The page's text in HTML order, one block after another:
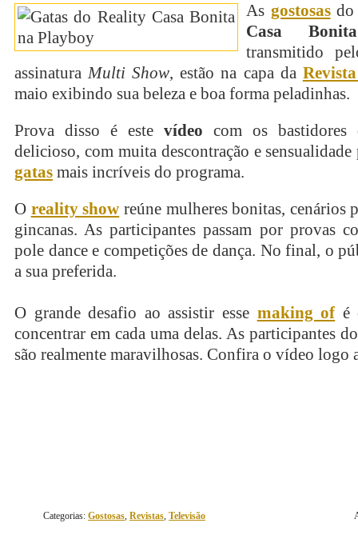
As gostosasdo
Casa Bonita
transmitido
assinaturaMulti Show, estão na capa da
maio exibindo sua beleza e boa forma peladinhas.
Prova disso é este vídeo com os bastidores
delicioso, com muita descontração e sensualidade
gatas mais incríveis do programa.
O reality show reúne mulheres bonitas, cenários
gincanas. As participantes passam por provas
pole dance e competições de dança. No final, o
a sua preferida.
O grande desafio ao assistir esse making ofé
concentrar em cada uma delas. As participantes
são realmente maravilhosas. Confira o vídeo logo
Categorias: Gostosas, Revistas, Televisão